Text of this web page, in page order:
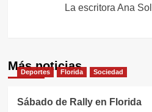
La escritora Ana
Más noticias
Deportes Florida Sociedad
Sábado de Rally en Florida